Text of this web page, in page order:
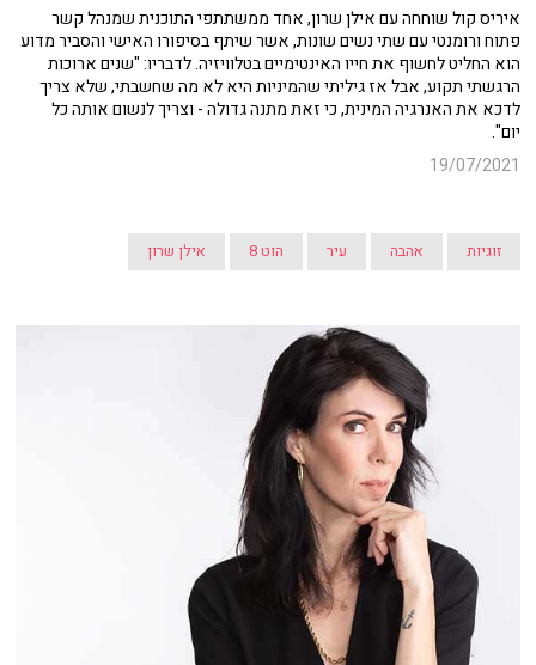
איריס קול שוחחה עם אילן שרון, אחד ממשתתפי התוכנית שמנהל קשר
פתוח ורומנטי עם שתי נשים שונות, אשר שיתף בסיפורו האישי והסביר מדוע
הוא החליט לחשוף את חייו האינטימיים בטלוויזיה. לדבריו: "שנים ארוכות
הרגשתי תקוע, אבל אז גיליתי שהמיניות היא לא מה שחשבתי, שלא צריך
לדכא את האנרגיה המינית, כי זאת מתנה גדולה - וצריך לנשום אותה כל
יום".
19/07/2021
זוגיות אהבה עיר הוט 8 אילן שרון